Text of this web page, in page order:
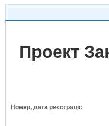
Проект
Номер, дата реєстрації: